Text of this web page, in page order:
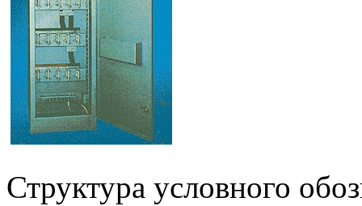
Структура условного